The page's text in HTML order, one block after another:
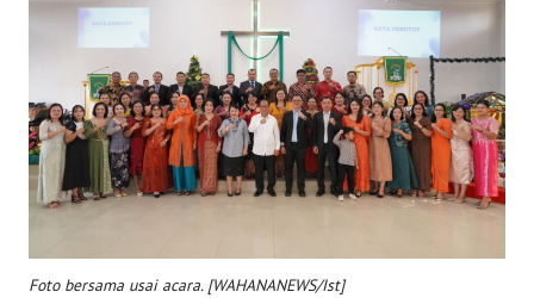
Foto bersama usai acara. [WAHANANEWS/Ist]
WN
PAPUA
WN
PAPUA
BARAT
RIAU